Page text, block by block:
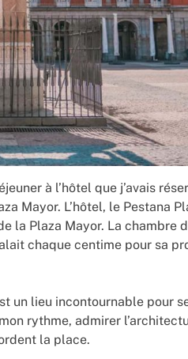
à l’hôtel que j’avais
Mayor. L’hôtel, le Pestana
la Plaza Mayor. La chambre
chaque centime pour sa
un lieu incontournable pour
rythme, admirer
la place.